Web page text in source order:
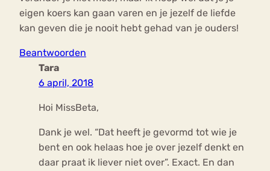
eigen koers kan gaan varen en je jezelf de liefde
kan geven die je nooit hebt gehad van je ouders!
Beantwoorden
Tara
6 april, 2018
Hoi MissBeta,
Dank je wel. “Dat heeft je gevormd tot wie je
bent en ook helaas hoe je over jezelf denkt en
daar praat ik liever niet over”. Exact. En dan